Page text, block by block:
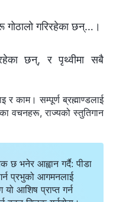
गोठालो गरिरहेका छन्…।
छन्, र पृथ्वीमा सबै
काम। सम्पूर्ण ब्रह्माण्डलाई
वचनहरू, राज्यको स्तुतिगान
छ भनेर आह्वान गर्दै: पीडा
प्रभुको आगमनलाई
यो आशिष प्राप्त गर्न